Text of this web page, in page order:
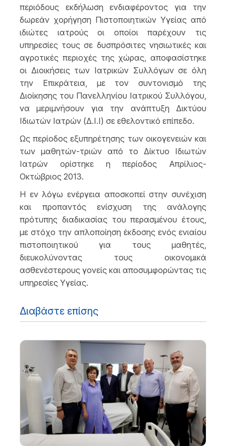
περιόδους εκδήλωση ενδιαφέροντος για την
δωρεάν χορήγηση Πιστοποιητικών Υγείας από
ιδιώτες ιατρούς οι οποίοι παρέχουν τις
υπηρεσίες τους σε δυσπρόσιτες νησιωτικές και
αγροτικές περιοχές της χώρας, αποφασίστηκε
οι Διοικήσεις των Ιατρικών Συλλόγων σε όλη
την Επικράτεια, με τον συντονισμό της
Διοίκησης του Πανελληνίου Ιατρικού Συλλόγου,
να μεριμνήσουν για την ανάπτυξη Δικτύου
Ιδιωτών Ιατρών (Δ.Ι.Ι) σε εθελοντικό επίπεδο.
Ως περίοδος εξυπηρέτησης των οικογενειών και
των μαθητών-τριών από το Δίκτυο Ιδιωτών
Ιατρών ορίστηκε η περίοδος Απρίλιος-
Οκτώβριος 2013.
Η εν λόγω ενέργεια αποσκοπεί στην συνέχιση
και προπαντός ενίσχυση της ανάλογης
πρότυπης διαδικασίας του περασμένου έτους,
με στόχο την απλοποίηση έκδοσης ενός ενιαίου
πιστοποιητικού για τους μαθητές,
διευκολύνοντας τους οικονομικά
ασθενέστερους γονείς και αποσυμφορώντας τις
υπηρεσίες Υγείας.
Διαβάστε επίσης